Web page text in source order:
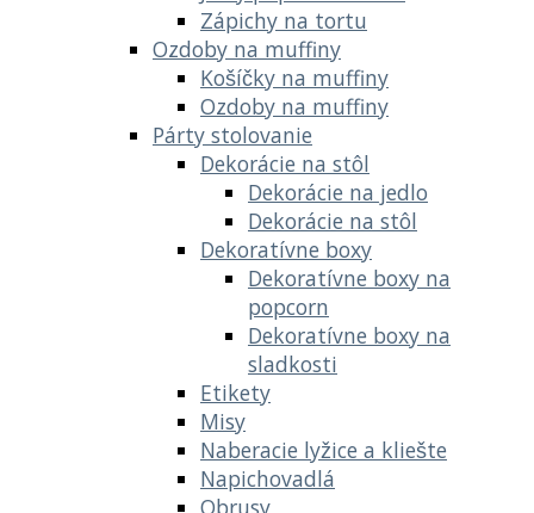
Zápichy na tortu
Ozdoby na muffiny
Košíčky na muffiny
Ozdoby na muffiny
Párty stolovanie
Dekorácie na stôl
Dekorácie na jedlo
Dekorácie na stôl
Dekoratívne boxy
Dekoratívne boxy na
popcorn
Dekoratívne boxy na
sladkosti
Etikety
Misy
Naberacie lyžice a kliešte
Napichovadlá